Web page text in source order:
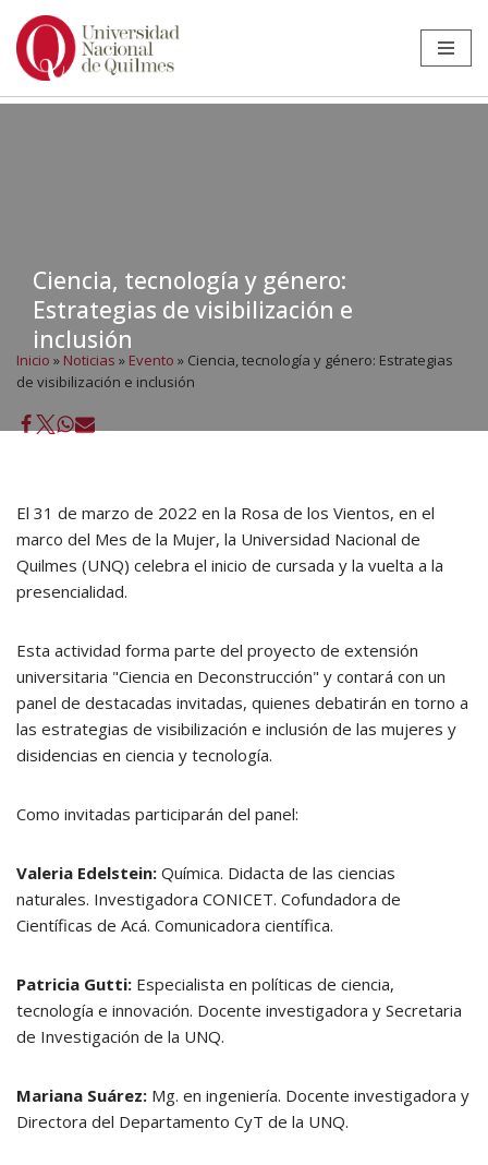
Ir
Ciencia, tecnología y género:
Estrategias de visibilización e
inclusión
Inicio » Noticias » Evento » Ciencia, tecnología y género: Estrategias
de visibilización e inclusión
El 31 de marzo de 2022 en la Rosa de los Vientos, en el
marco del Mes de la Mujer, la Universidad Nacional de
Quilmes (UNQ) celebra el inicio de cursada y la vuelta a la
presencialidad.
Esta actividad forma parte del proyecto de extensión
universitaria "Ciencia en Deconstrucción" y contará con un
panel de destacadas invitadas, quienes debatirán en torno a
las estrategias de visibilización e inclusión de las mujeres y
disidencias en ciencia y tecnología.
Como invitadas participarán del panel:
Valeria Edelstein: Química. Didacta de las ciencias
naturales. Investigadora CONICET. Cofundadora de
Científicas de Acá. Comunicadora científica.
Patricia Gutti: Especialista en políticas de ciencia,
tecnología e innovación. Docente investigadora y Secretaria
de Investigación de la UNQ.
Mariana Suárez: Mg. en ingeniería. Docente investigadora y
Directora del Departamento CyT de la UNQ.